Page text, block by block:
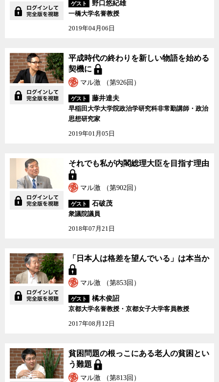
ゲスト
野口悠紀雄
一橋大学名誉教授
2019年04月06日
平成時代の終わりを新しい物語を始める
契機に
マル激 （第926回）
ゲスト
藤井達夫
早稲田大学大学院政治学研究科非常勤講師・政治
思想研究家
2019年01月05日
それでも私が内閣総理大
臣を目指す理由
それでも私が内閣総理大臣を目指す理由
マル激 （第902回）
ゲスト
石破茂
衆議院議員
2018年07月21日
「日本人は格差を望んでいる」は本当か
マル激 （第853回）
ゲスト
橘木俊詔
京都大学名誉教授・京都女子大学客員教授
2017年08月12日
貧困問題の根っこにある老人の貧困とい
う難題
マル激 （第813回）